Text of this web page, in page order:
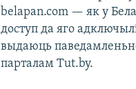
belapan.com — як у
доступ да яго
выдаюць
парталам Tut.by.